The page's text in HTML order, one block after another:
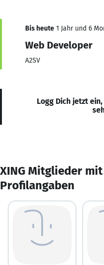
Bis heute 1 Jahr und 6
Web Developer
A2SV
Logg Dich jetzt
XING Mitglieder
Profilangaben